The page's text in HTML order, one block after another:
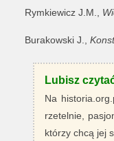
Rymkiewicz J.M.,
Burakowski J.,
Lubisz
Na
rzetelnie,
którzy chcą jej